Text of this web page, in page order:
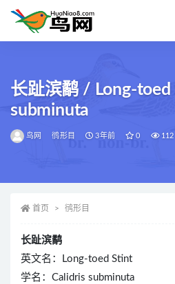
长趾滨鹬 / Long-
subminuta
鸟网 鸻形目 3年前 0 112
首页 鸻形目
长趾滨鹬
英文名：Long-toed Stint
学名：Calidris subminuta